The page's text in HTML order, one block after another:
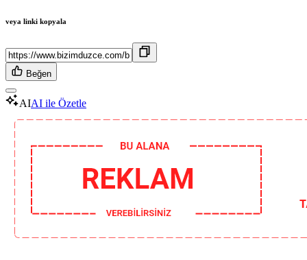
veya linki kopyala
Beğen
AIAI ile Özetle